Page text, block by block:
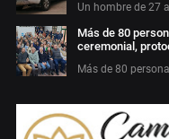
Un hombre de 27
Más de 80
ceremonial,
Más de 80